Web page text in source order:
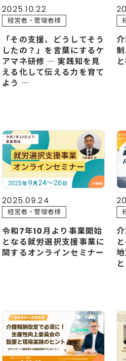
2025.10.22
経営者・管理者様
「その支援、どうしてそう
したの？」を言葉にするケ
アマネ研修 ― 実践知を見
える化して伝える力を育て
よう ―
2025.09.24
経営者・管理者様
令和7年10月より事業開始
となる就労選択支援事業に
関するオンラインセミナー